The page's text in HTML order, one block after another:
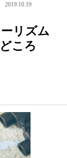
2019.10.19
リズム
ころ